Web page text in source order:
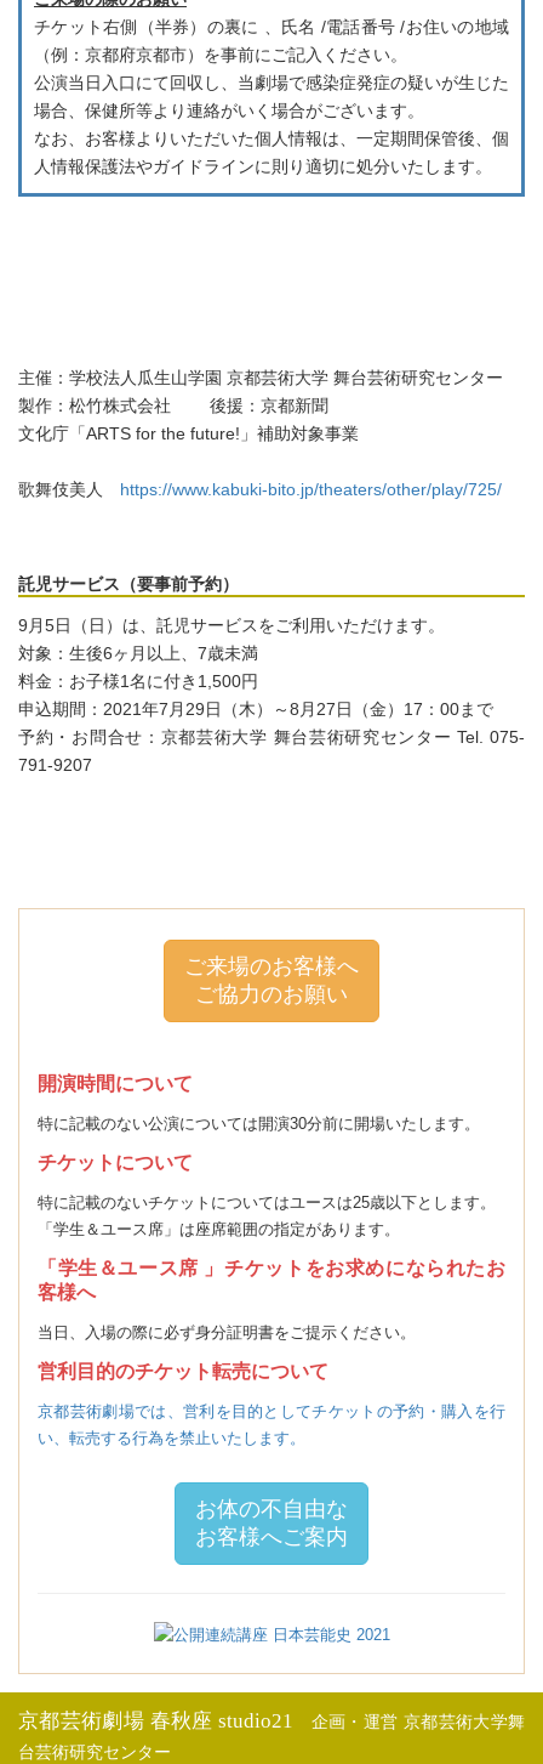
チケット右側（半券）の裏に 、氏名 /電話番号 /お住いの地域
（例：京都府京都市）を事前にご記入ください。
公演当日入口にて回収し、当劇場で感染症発症の疑いが生じた
場合、保健所等より連絡がいく場合がございます。
なお、お客様よりいただいた個人情報は、一定期間保管後、個
人情報保護法やガイドラインに則り適切に処分いたします。
主催：学校法人瓜生山学園 京都芸術大学 舞台芸術研究センター
製作：松竹株式会社 後援：京都新聞
文化庁「ARTS for the future!」補助対象事業
歌舞伎美人 https://www.kabuki-bito.jp/theaters/other/play/725/
託児サービス（要事前予約）
9月5日（日）は、託児サービスをご利用いただけます。
対象：生後6ヶ月以上、7歳未満
料金：お子様1名に付き1,500円
申込期間：2021年7月29日（木）～8月27日（金）17：00まで
予約・お問合せ：京都芸術大学 舞台芸術研究センター Tel. 075-
791-9207
ご来場のお客様へ
ご協力のお願い
開演時間について
特に記載のない公演については開演30分前に開場いたします。
チケットについて
特に記載のないチケットについてはユースは25歳以下とします。
「学生＆ユース席」は座席範囲の指定があります。
「学生＆ユース席 」チケットをお求めになられたお
客様へ
当日、入場の際に必ず身分証明書をご提示ください。
営利目的のチケット転売について
京都芸術劇場では、営利を目的としてチケットの予約・購入を行
い、転売する行為を禁止いたします。
お体の不自由な
お客様へご案内
京都芸術劇場 春秋座 studio21 企画・運営 京都芸術大学舞
台芸術研究センター